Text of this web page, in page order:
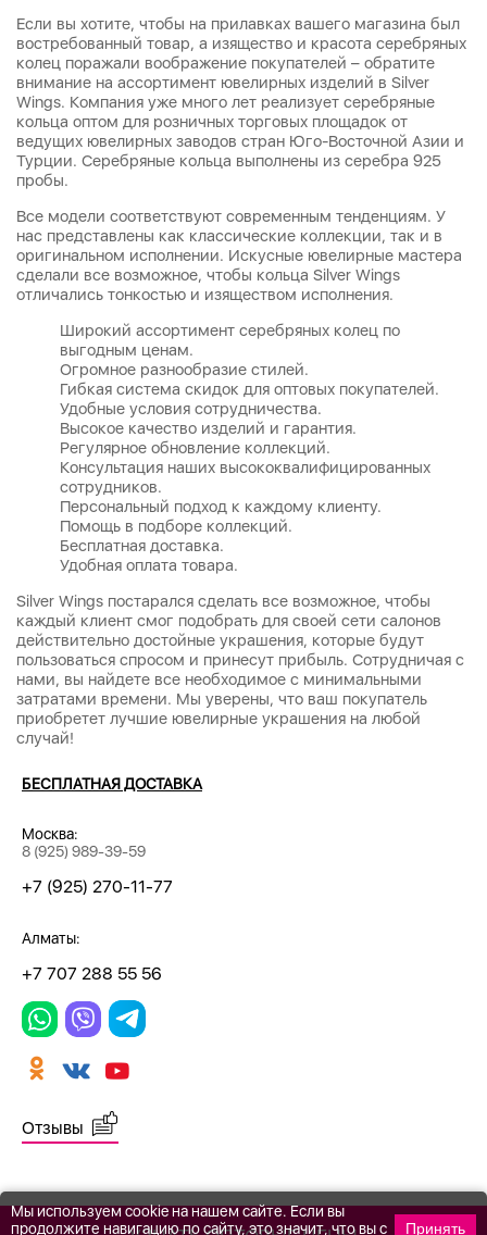
Если вы хотите, чтобы на прилавках вашего магазина был
востребованный товар, а изящество и красота серебряных
колец поражали воображение покупателей – обратите
внимание на ассортимент ювелирных изделий в Silver
Wings. Компания уже много лет реализует серебряные
кольца оптом для розничных торговых площадок от
ведущих ювелирных заводов стран Юго-Восточной Азии и
Турции. Серебряные кольца выполнены из серебра 925
пробы.
Все модели соответствуют современным тенденциям. У
нас представлены как классические коллекции, так и в
оригинальном исполнении. Искусные ювелирные мастера
сделали все возможное, чтобы кольца Silver Wings
отличались тонкостью и изяществом исполнения.
Широкий ассортимент серебряных колец по
выгодным ценам.
Огромное разнообразие стилей.
Гибкая система скидок для оптовых покупателей.
Удобные условия сотрудничества.
Высокое качество изделий и гарантия.
Регулярное обновление коллекций.
Консультация наших высококвалифицированных
сотрудников.
Персональный подход к каждому клиенту.
Помощь в подборе коллекций.
Бесплатная доставка.
Удобная оплата товара.
Silver Wings постарался сделать все возможное, чтобы
каждый клиент смог подобрать для своей сети салонов
действительно достойные украшения, которые будут
пользоваться спросом и принесут прибыль. Сотрудничая с
нами, вы найдете все необходимое с минимальными
затратами времени. Мы уверены, что ваш покупатель
приобретет лучшие ювелирные украшения на любой
случай!
БЕСПЛАТНАЯ ДОСТАВКА
Москва:
8 (925) 989-39-59
+7 (925) 270-11-77
Алматы:
+7 707 288 55 56
Отзывы
Мы используем cookie на нашем сайте. Если вы
продолжите навигацию по сайту, это значит, что вы с
Принять